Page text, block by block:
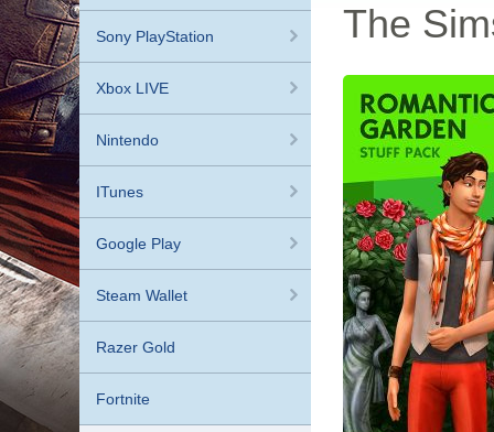
Sony PlayStation
Xbox LIVE
Nintendo
ITunes
Google Play
Steam Wallet
Razer Gold
Fortnite
The